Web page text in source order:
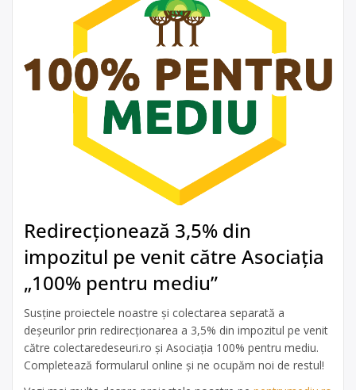
Redirecționează 3,5% din
impozitul pe venit către Asociația
„100% pentru mediu”
Susține proiectele noastre și colectarea separată a
deșeurilor prin redirecționarea a 3,5% din impozitul pe venit
către colectaredeseuri.ro și Asociația 100% pentru mediu.
Completează formularul online și ne ocupăm noi de restul!